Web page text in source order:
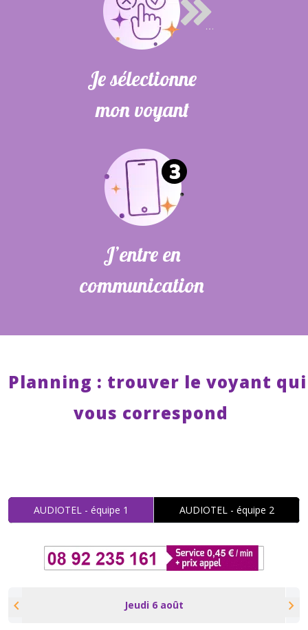
Je sélectionne
mon voyant
J’entre en
communication
Planning : trouver le voyant qui
vous correspond
AUDIOTEL - équipe 1 AUDIOTEL - équipe 2
chevron_left chevron_right
Jeudi 6 août